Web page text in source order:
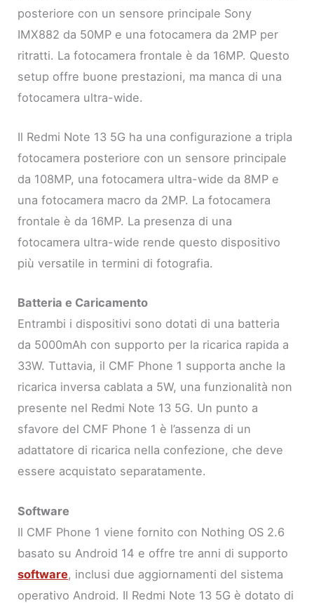
posteriore con un sensore principale Sony
IMX882 da 50MP e una fotocamera da 2MP per
ritratti. La fotocamera frontale è da 16MP. Questo
setup offre buone prestazioni, ma manca di una
fotocamera ultra-wide.
Il Redmi Note 13 5G ha una configurazione a tripla
fotocamera posteriore con un sensore principale
da 108MP, una fotocamera ultra-wide da 8MP e
una fotocamera macro da 2MP. La fotocamera
frontale è da 16MP. La presenza di una
fotocamera ultra-wide rende questo dispositivo
più versatile in termini di fotografia.
Batteria e Caricamento
Entrambi i dispositivi sono dotati di una batteria
da 5000mAh con supporto per la ricarica rapida a
33W. Tuttavia, il CMF Phone 1 supporta anche la
ricarica inversa cablata a 5W, una funzionalità non
presente nel Redmi Note 13 5G. Un punto a
sfavore del CMF Phone 1 è l’assenza di un
adattatore di ricarica nella confezione, che deve
essere acquistato separatamente.
Software
Il CMF Phone 1 viene fornito con Nothing OS 2.6
basato su Android 14 e offre tre anni di supporto
software, inclusi due aggiornamenti del sistema
operativo Android. Il Redmi Note 13 5G è dotato di